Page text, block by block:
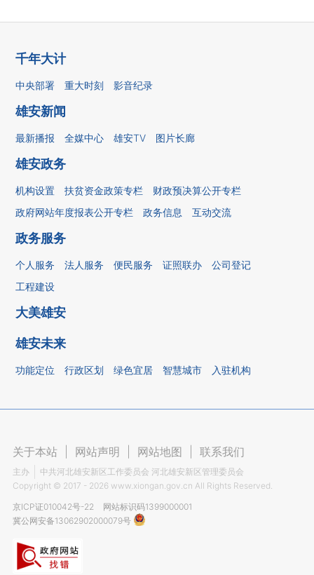
千年大计
中央部署 重大时刻 影音纪录
雄安新闻
最新播报 全媒中心 雄安TV 图片长廊
雄安政务
机构设置 扶贫资金政策专栏
财政预决算公开专栏
政府网站年度报表公开专栏
政务信息 互动交流
政务服务
个人服务 法人服务 便民服务 证照联办
公司登记
工程建设
大美雄安
雄安未来
功能定位 行政区划 绿色宜居 智慧城市 入驻机构
关于本站 网站声明 网站地图 联系我们
主办
中共河北雄安新区工作委员会 河北雄安新区管理委员会
Copyright © 2017 - 2026 www.xiongan.gov.cn All Rights Reserved.
京ICP证010042号-22
网站标识码1399000001
冀公网安备13062902000079号